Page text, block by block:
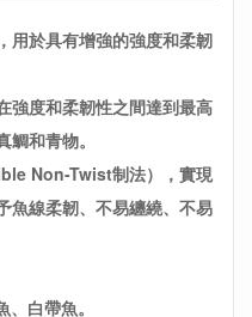
用於具有增強的強度和柔韌
強度和柔韌性之間達到最高
和青物。
Non-Twist制法），實現
魚線柔韌、不易纏繞、不易
、白帶魚。